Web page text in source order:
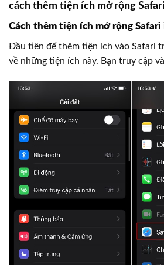
cách thêm tiện ích mở rộng
Cách thêm tiện ích mở rộng Safari
Đầu tiên để thêm tiện ích vào Safari
về những tiện ích này. Bạn truy cập